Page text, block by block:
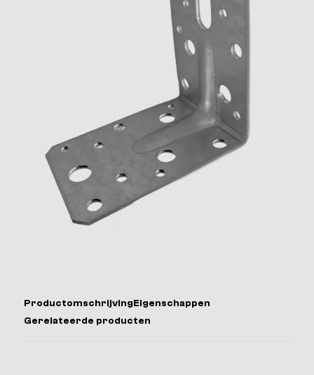
ProductomschrijvingEigenschappen
Gerelateerde producten